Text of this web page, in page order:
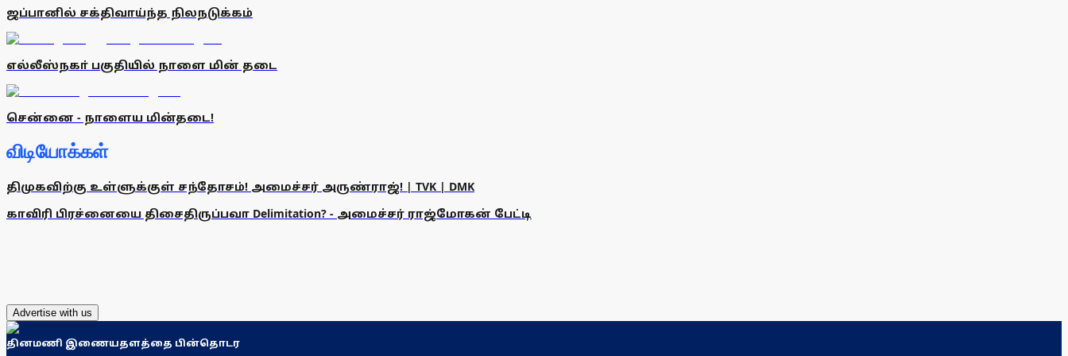
ஜப்பானில் சக்திவாய்ந்த நிலநடுக்கம்
எல்லீஸ்நகா் பகுதியில் நாளை மின் தடை
சென்னை - நாளைய மின்தடை!
விடியோக்கள்
திமுகவிற்கு உள்ளுக்குள் சந்தோசம்! அமைச்சர் அருண்ராஜ்! | TVK | DMK
காவிரி பிரச்னையை திசைதிருப்பவா Delimitation? - அமைச்சர் ராஜ்மோகன் பேட்டி
Advertise with us
தினமணி இணையதளத்தை பின்தொடர